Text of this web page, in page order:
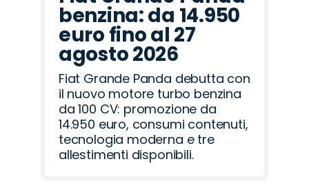
benzina: da 14.950
euro fino al 27
agosto 2026
Fiat Grande Panda debutta con
il nuovo motore turbo benzina
da 100 CV: promozione da
14.950 euro, consumi contenuti,
tecnologia moderna e tre
allestimenti disponibili.